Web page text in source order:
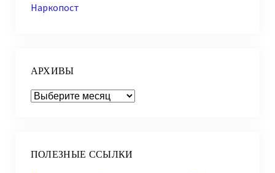
Наркопост
АРХИВЫ
Архивы
ПОЛЕЗНЫЕ ССЫЛКИ